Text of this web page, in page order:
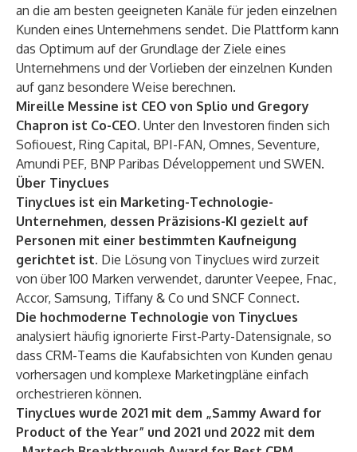
an die am besten geeigneten Kanäle für jeden einzelnen
Kunden eines Unternehmens sendet. Die Plattform kann
das Optimum auf der Grundlage der Ziele eines
Unternehmens und der Vorlieben der einzelnen Kunden
auf ganz besondere Weise berechnen.
Mireille Messine ist CEO von Splio und Gregory
Chapron ist Co-CEO. Unter den Investoren finden sich
Sofiouest, Ring Capital, BPI-FAN, Omnes, Seventure,
Amundi PEF, BNP Paribas Développement und SWEN.
Über Tinyclues
Tinyclues ist ein Marketing-Technologie-
Unternehmen, dessen Präzisions-KI gezielt auf
Personen mit einer bestimmten Kaufneigung
gerichtet ist. Die Lösung von Tinyclues wird zurzeit
von über 100 Marken verwendet, darunter Veepee, Fnac,
Accor, Samsung, Tiffany & Co und SNCF Connect.
Die hochmoderne Technologie von Tinyclues
analysiert häufig ignorierte First-Party-Datensignale, so
dass CRM-Teams die Kaufabsichten von Kunden genau
vorhersagen und komplexe Marketingpläne einfach
orchestrieren können.
Tinyclues wurde 2021 mit dem „Sammy Award for
Product of the Year” und 2021 und 2022 mit dem